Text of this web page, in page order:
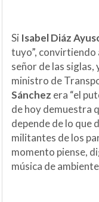
Si Isabel Diáz
tuyo”, convirtiendo
señor de las siglas,
ministro de
Sánchez era “el
de hoy demuestra
depende de lo que
militantes de los
momento piense,
música de